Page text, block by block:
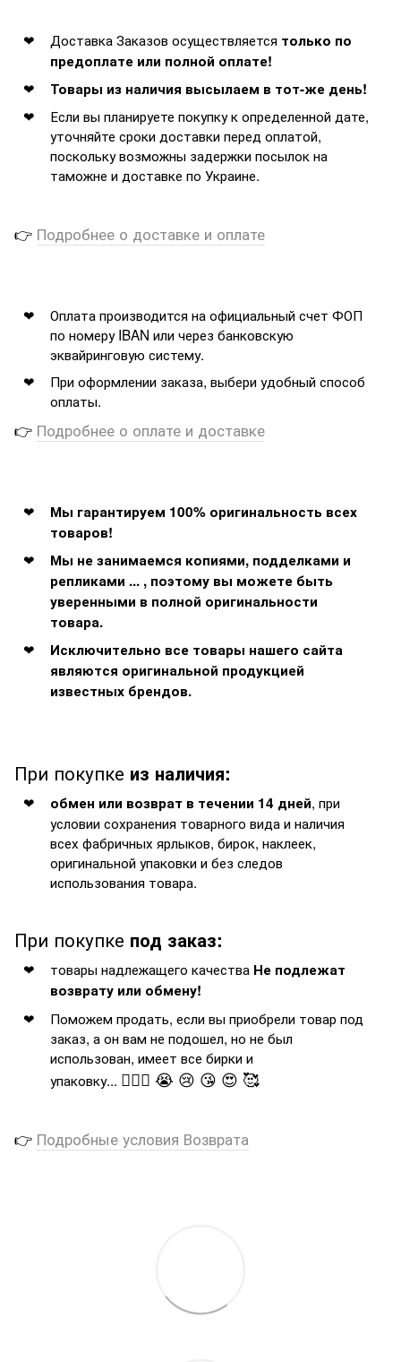
Доставка Заказов осуществляется только по
предоплате или полной оплате!
Товары из наличия высылаем в тот-же день!
Если вы планируете покупку к определенной дате,
уточняйте сроки доставки перед оплатой,
поскольку возможны задержки посылок на
таможне и доставке по Украине.
👉 Подробнее о доставке и оплате
Оплата производится на официальный счет ФОП
по номеру IBAN или через банковскую
эквайринговую систему.
При оформлении заказа, выбери удобный способ
оплаты.
👉 Подробнее о оплате и доставке
Мы гарантируем 100% оригинальность всех
товаров!
Мы не занимаемся копиями, подделками и
репликами ... , поэтому вы можете быть
уверенными в полной оригинальности
товара.
Исключительно все товары нашего сайта
являются оригинальной продукцией
известных брендов.
При покупке из наличия:
обмен или возврат в течении 14 дней, при
условии сохранения товарного вида и наличия
всех фабричных ярлыков, бирок, наклеек,
оригинальной упаковки и без следов
использования товара.
При покупке под заказ:
товары надлежащего качества Не подлежат
возврату или обмену!
Поможем продать, если вы приобрели товар под
заказ, а он вам не подошел, но не был
использован, имеет все бирки и
упаковку... 🤦🏻‍♂️ 😭 😢 😘 😍 🥰
👉 Подробные условия Возврата